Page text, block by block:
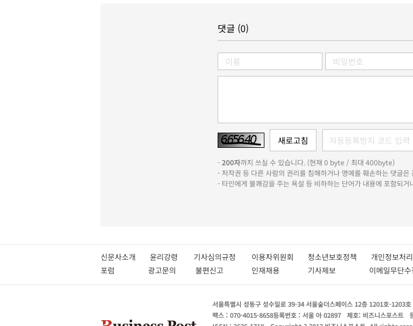
댓글 (0)
-200자까지 쓰실 수 있습니다. (현재 0 byte / 최대 400byte)
- 저작권 등 다른 사람의 권리를 침해하거나 명예를 훼손하는 댓글
- 타인에게 불쾌감을 주는 욕설 등 비하하는 단어가 내용에 포함되
신문사소개 윤리강령 기사심의규정 이용자위원회 청소년보호정책 개인정보
포럼
광고문의 불편신고 인재채용 기사제보 이메일무단
서울특별시 성동구 성수일로 39-34 서울숲더스페이스 12층 1201호-1203호
팩스 : 070-4015-8658등록번호 : 서울 아 02897 제호: 비즈니스포스트